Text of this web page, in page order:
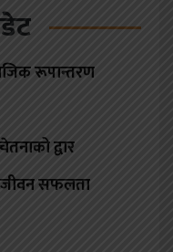
रूपान्तरण
द्वार
जीवन सफलता